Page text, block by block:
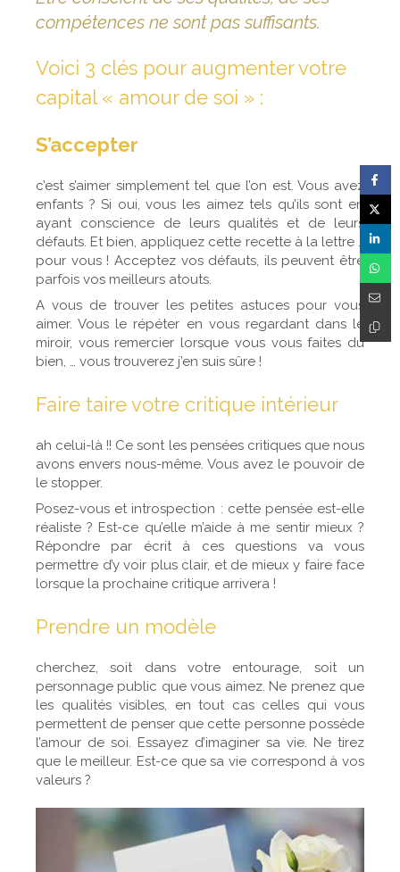
compétences ne sont pas suffisants.
Voici 3 clés pour augmenter votre
capital « amour de soi » :
S’accepter
c’est s’aimer simplement tel que l’on est. Vous avez
enfants ? Si oui, vous les aimez tels qu’ils sont en
ayant conscience de leurs qualités et de leurs
défauts. Et bien, appliquez cette recette à la lettre …
pour vous ! Acceptez vos défauts, ils peuvent être
parfois vos meilleurs atouts.
A vous de trouver les petites astuces pour vous
aimer. Vous le répéter en vous regardant dans le
miroir, vous remercier lorsque vous vous faites du
bien, … vous trouverez j’en suis sûre !
Faire taire votre critique intérieur
ah celui-là !! Ce sont les pensées critiques que nous
avons envers nous-même. Vous avez le pouvoir de
le stopper.
Posez-vous et introspection : cette pensée est-elle
réaliste ? Est-ce qu’elle m’aide à me sentir mieux ?
Répondre par écrit à ces questions va vous
permettre d’y voir plus clair, et de mieux y faire face
lorsque la prochaine critique arrivera !
Prendre un modèle
cherchez, soit dans votre entourage, soit un
personnage public que vous aimez. Ne prenez que
les qualités visibles, en tout cas celles qui vous
permettent de penser que cette personne possède
l’amour de soi. Essayez d’imaginer sa vie. Ne tirez
que le meilleur. Est-ce que sa vie correspond à vos
valeurs ?